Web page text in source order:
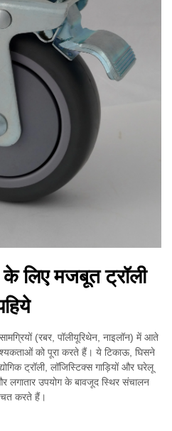
के लिए मजबूत ट्रॉली
(रबर, पॉलीयूरिथेन, नाइलॉन) में आते
को पूरा करते हैं। ये टिकाऊ, घिसने
ट्रॉली, लॉजिस्टिक्स गाड़ियों और घरेलू
लगातार उपयोग के बावजूद स्थिर संचालन
करते हैं।